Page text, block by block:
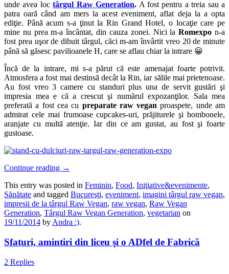
unde avea loctârgul Raw Generation. A fost pentru a treia sau a
patra oară când am mers la acest eveniment, aflat deja la a opta
ediţie. Până acum s-a ţinut la Rin Grand Hotel, o locaţie care pe
mine nu prea m-a încântat, din cauza zonei. Nici laRomexpo n-a
fost prea uşor de dibuit târgul, căci m-am învârtit vreo 20 de minute
până să găsesc pavilioanele H, care se aflau chiar la intrare 😀
Încă de la intrare, mi s-a părut că este amenajat foarte potrivit.
Atmosfera a fost mai destinsă decât la Rin, iar sălile mai prietenoase.
Au fost vreo 3 camere cu standuri plus una de servit gustări şi
impresia mea e că a crescut şi numărul expozanţilor. Sala mea
preferată a fost cea cu preparate raw vegan proaspete, unde am
admirat cele mai frumoase cupcakes-uri, prăjiturele şi bombonele,
aranjate cu multă atenţie. Iar din ce am gustat, au fost şi foarte
gustoase.
Continue reading →
This entry was posted in Feminin, Food, Iniţiative&evenimente,
Sănătate and tagged Bucureşti, eveniment, imagini târgul raw vegan,
impresii de la târgul Raw Vegan, raw vegan, Raw Vegan
Generation, Târgul Raw Vegan Generation, vegetarian on
19/11/2014 by Andra :).
Sfaturi, amintiri din liceu şi o ADfel de Fabrică
2 Replies